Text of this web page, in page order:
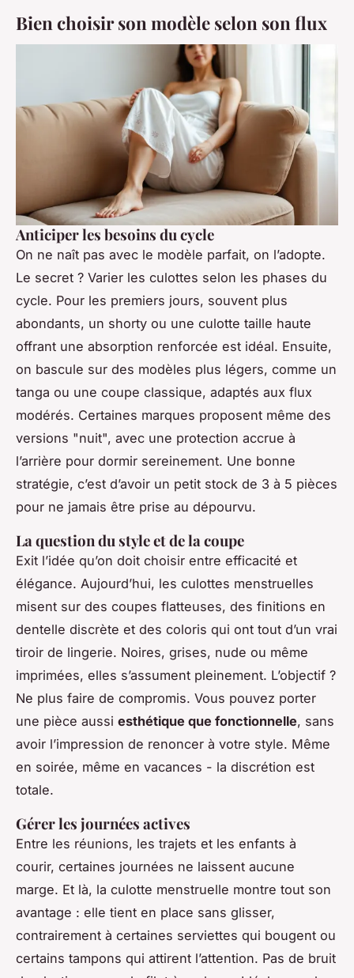
Bien choisir son modèle selon son flux
Anticiper les besoins du cycle
On ne naît pas avec le modèle parfait, on l’adopte.
Le secret ? Varier les culottes selon les phases du
cycle. Pour les premiers jours, souvent plus
abondants, un shorty ou une culotte taille haute
offrant une absorption renforcée est idéal. Ensuite,
on bascule sur des modèles plus légers, comme un
tanga ou une coupe classique, adaptés aux flux
modérés. Certaines marques proposent même des
versions "nuit", avec une protection accrue à
l’arrière pour dormir sereinement. Une bonne
stratégie, c’est d’avoir un petit stock de 3 à 5 pièces
pour ne jamais être prise au dépourvu.
La question du style et de la coupe
Exit l’idée qu’on doit choisir entre efficacité et
élégance. Aujourd’hui, les culottes menstruelles
misent sur des coupes flatteuses, des finitions en
dentelle discrète et des coloris qui ont tout d’un vrai
tiroir de lingerie. Noires, grises, nude ou même
imprimées, elles s’assument pleinement. L’objectif ?
Ne plus faire de compromis. Vous pouvez porter
une pièce aussi esthétique que fonctionnelle, sans
avoir l’impression de renoncer à votre style. Même
en soirée, même en vacances - la discrétion est
totale.
Gérer les journées actives
Entre les réunions, les trajets et les enfants à
courir, certaines journées ne laissent aucune
marge. Et là, la culotte menstruelle montre tout son
avantage : elle tient en place sans glisser,
contrairement à certaines serviettes qui bougent ou
certains tampons qui attirent l’attention. Pas de bruit